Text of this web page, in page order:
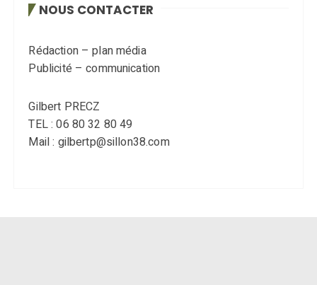
NOUS CONTACTER
Rédaction – plan média
Publicité – communication
Gilbert PRECZ
TEL : 06 80 32 80 49
Mail : gilbertp@sillon38.com